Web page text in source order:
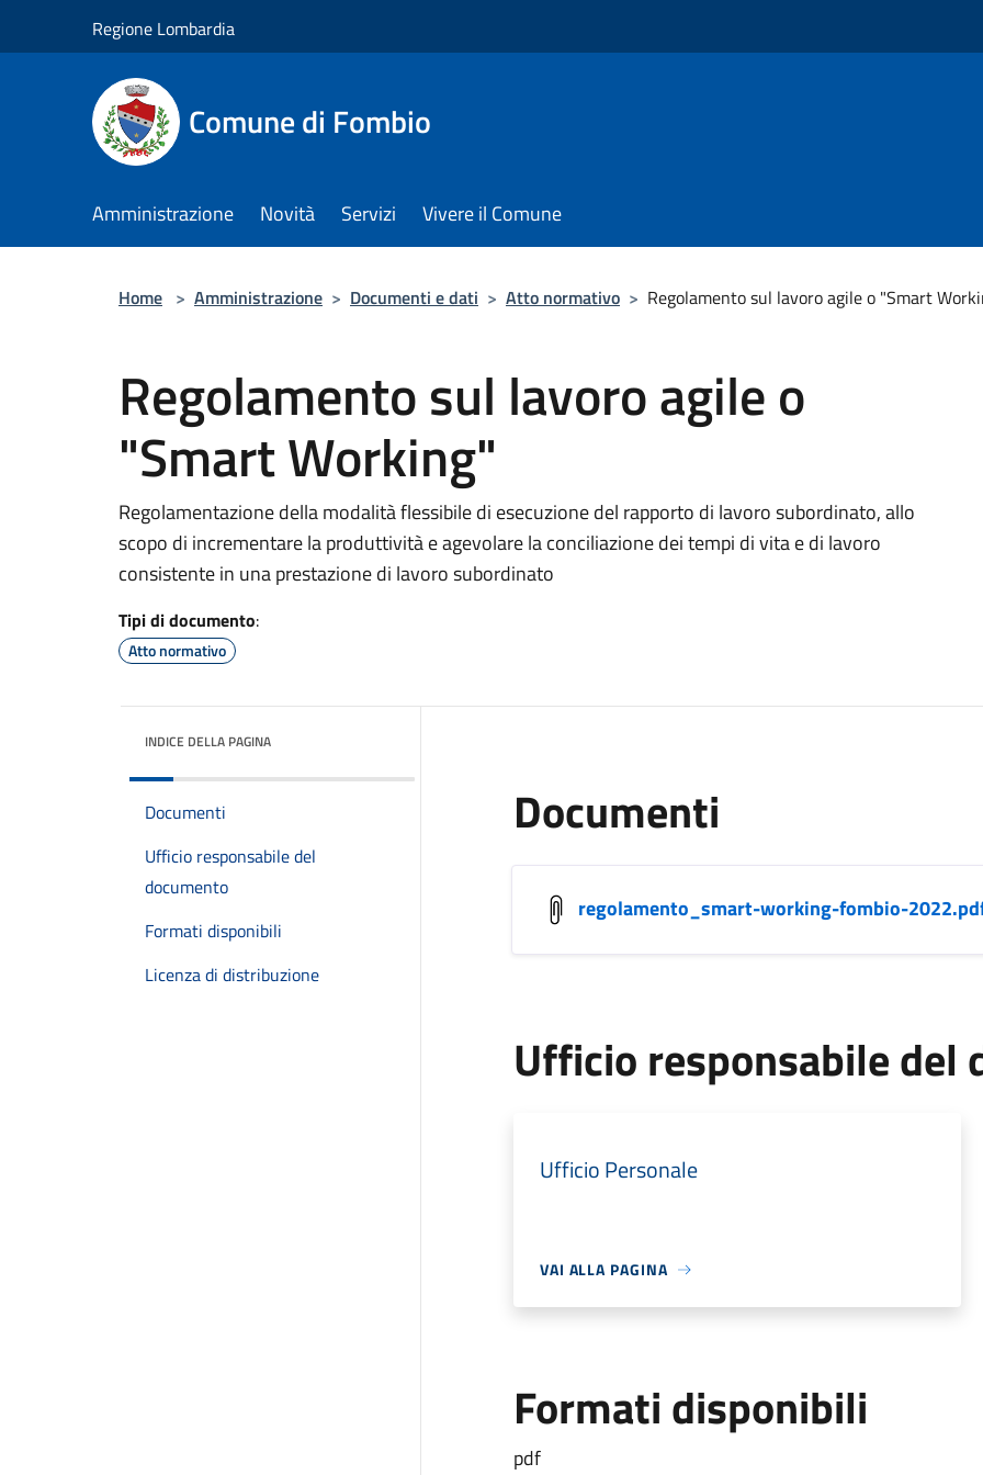
Regione Lombardia
Comune di Fombio
Amministrazione Novità Servizi Vivere il Comune
Home > Amministrazione > Documenti e dati > Atto normativo > Regolamento sul lavoro agile o "Smart
Regolamento sul lavoro agile o
"Smart Working"
Regolamentazione della modalità flessibile di esecuzione del rapporto di lavoro subordinato, allo
scopo di incrementare la produttività e agevolare la conciliazione dei tempi di vita e di lavoro
consistente in una prestazione di lavoro subordinato
Tipi di documento:
Atto normativo
INDICE DELLA PAGINA
Documenti
Ufficio responsabile del
documento
Formati disponibili
Licenza di distribuzione
Documenti
regolamento_smart-working-fombio-
Ufficio responsabile del
Ufficio Personale
VAI ALLA PAGINA
Formati disponibili
pdf